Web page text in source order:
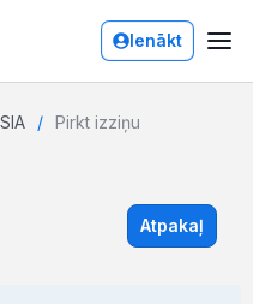
Ienākt
Pirkt izziņu
Atpakaļ